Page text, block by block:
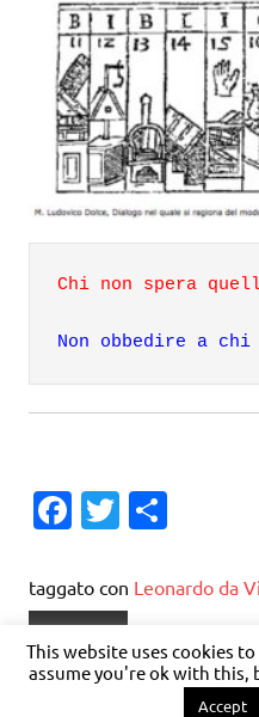
Chi non spera
Non obbedire a
Fa
e
b
o
T
it
te
r
n
vi
di
taggato con Leonardo da
Filosofia
WordPress Theme:
This website uses cookies
assume you're ok with this,
Accept